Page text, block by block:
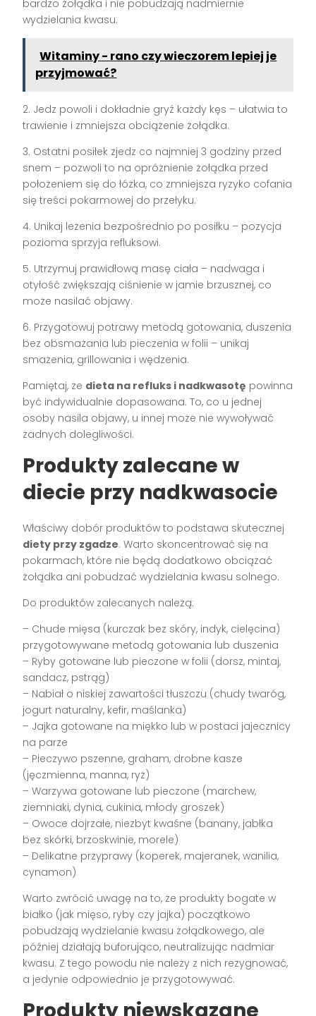
bardzo żołądka i nie pobudzają nadmiernie
wydzielania kwasu.
Witaminy - rano czy wieczorem lepiej je
przyjmować?
2. Jedz powoli i dokładnie gryź każdy kęs – ułatwia to
trawienie i zmniejsza obciążenie żołądka.
3. Ostatni posiłek zjedz co najmniej 3 godziny przed
snem – pozwoli to na opróżnienie żołądka przed
położeniem się do łóżka, co zmniejsza ryzyko cofania
się treści pokarmowej do przełyku.
4. Unikaj leżenia bezpośrednio po posiłku – pozycja
pozioma sprzyja refluksowi.
5. Utrzymuj prawidłową masę ciała – nadwaga i
otyłość zwiększają ciśnienie w jamie brzusznej, co
może nasilać objawy.
6. Przygotowuj potrawy metodą gotowania, duszenia
bez obsmażania lub pieczenia w folii – unikaj
smażenia, grillowania i wędzenia.
Pamiętaj, że dieta na refluks i nadkwasotę powinna
być indywidualnie dopasowana. To, co u jednej
osoby nasila objawy, u innej może nie wywoływać
żadnych dolegliwości.
Produkty zalecane w
diecie przy nadkwasocie
Właściwy dobór produktów to podstawa skutecznej
diety przy zgadze. Warto skoncentrować się na
pokarmach, które nie będą dodatkowo obciążać
żołądka ani pobudzać wydzielania kwasu solnego.
Do produktów zalecanych należą:
– Chude mięsa (kurczak bez skóry, indyk, cielęcina)
przygotowywane metodą gotowania lub duszenia
– Ryby gotowane lub pieczone w folii (dorsz, mintaj,
sandacz, pstrąg)
– Nabiał o niskiej zawartości tłuszczu (chudy twaróg,
jogurt naturalny, kefir, maślanka)
– Jajka gotowane na miękko lub w postaci jajecznicy
na parze
– Pieczywo pszenne, graham, drobne kasze
(jęczmienna, manna, ryż)
– Warzywa gotowane lub pieczone (marchew,
ziemniaki, dynia, cukinia, młody groszek)
– Owoce dojrzałe, niezbyt kwaśne (banany, jabłka
bez skórki, brzoskwinie, morele)
– Delikatne przyprawy (koperek, majeranek, wanilia,
cynamon)
Warto zwrócić uwagę na to, że produkty bogate w
białko (jak mięso, ryby czy jajka) początkowo
pobudzają wydzielanie kwasu żołądkowego, ale
później działają buforująco, neutralizując nadmiar
kwasu. Z tego powodu nie należy z nich rezygnować,
a jedynie odpowiednio je przygotowywać.